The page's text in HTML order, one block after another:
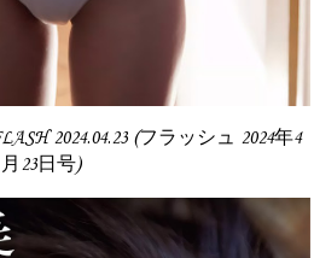
2024.04.23 (フラッシュ 2024年4
月23日号)